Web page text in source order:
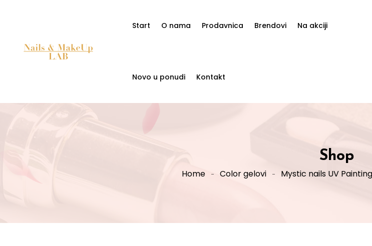
Start O nama Prodavnica Brendovi Na akciji
Novo u ponudi Kontakt
Shop
Home Color gelovi Mystic nails UV